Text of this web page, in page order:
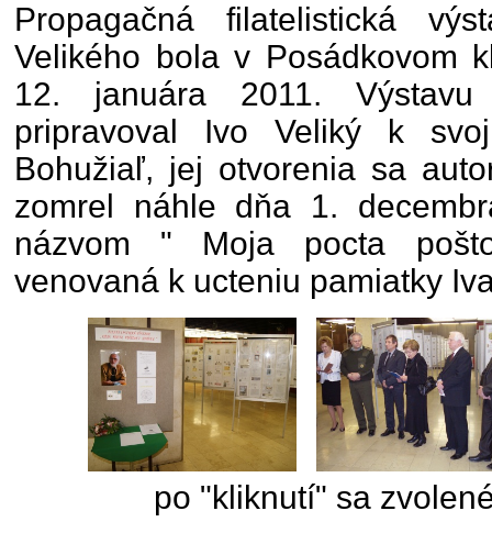
Propagačná filatelistická
Velikého bola v Posádkovom
12. januára 2011.
pripravoval Ivo Veliký k
Bohužiaľ, jej otvorenia sa
zomrel náhle dňa 1.
názvom " Moja pocta
venovaná k ucteniu pamiatky
po "kliknutí" sa